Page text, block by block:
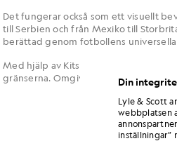
Det fungerar också som ett visuellt
till Serbien och från Mexiko till
berättad genom fotbollens
Med hjälp av Kits for Clubs vi att ta
gränserna. Omgivningarna förändras.
Din
Lyle & Scott
webbplatsen
inställningar”